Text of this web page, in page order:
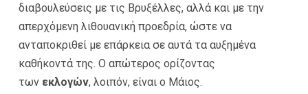
διαβουλεύσεις με τις Βρυξέλλες, αλλά και με την
απερχόμενη λιθουανική προεδρία, ώστε να
ανταποκριθεί με επάρκεια σε αυτά τα αυξημένα
καθήκοντά της. Ο απώτερος ορίζοντας
των εκλογών, λοιπόν, είναι ο Μάιος.